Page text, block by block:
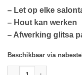
– Let op elke
– Hout kan werken
– Afwerking glitsa
Beschikbaar via
Los blad suar